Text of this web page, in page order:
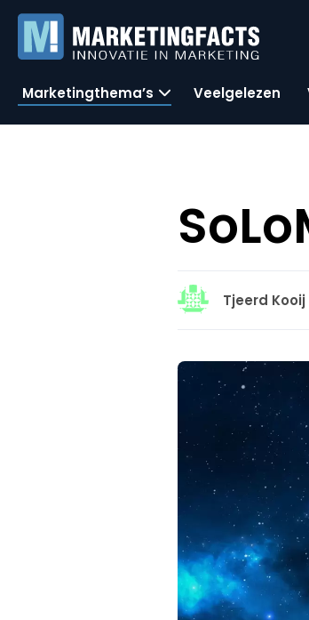
Marketingthema’s Veelgelezen
Tjeerd Kooij